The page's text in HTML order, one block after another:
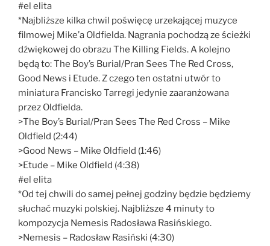
#el elita
*Najbliższe kilka chwil poświęcę urzekającej muzyce
filmowej Mike’a Oldfielda. Nagrania pochodzą ze ścieżki
dźwiękowej do obrazu The Killing Fields. A kolejno
będą to: The Boy’s Burial/Pran Sees The Red Cross,
Good News i Etude. Z czego ten ostatni utwór to
miniatura Francisko Tarregi jedynie zaaranżowana
przez Oldfielda.
>The Boy’s Burial/Pran Sees The Red Cross – Mike
Oldfield (2:44)
>Good News – Mike Oldfield (1:46)
>Etude – Mike Oldfield (4:38)
#el elita
*Od tej chwili do samej pełnej godziny będzie będziemy
słuchać muzyki polskiej. Najbliższe 4 minuty to
kompozycja Nemesis Radosława Rasińskiego.
>Nemesis – Radosław Rasiński (4:30)